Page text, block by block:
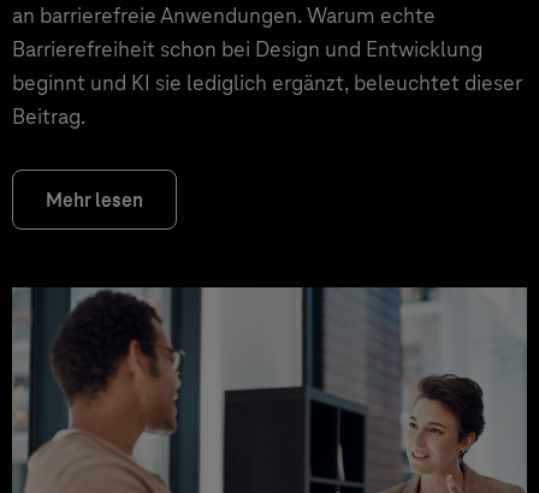
an barrierefreie Anwendungen. Warum echte
Barrierefreiheit schon bei Design und Entwicklung
beginnt und KI sie lediglich ergänzt, beleuchtet dieser
Beitrag.
Mehr lesen